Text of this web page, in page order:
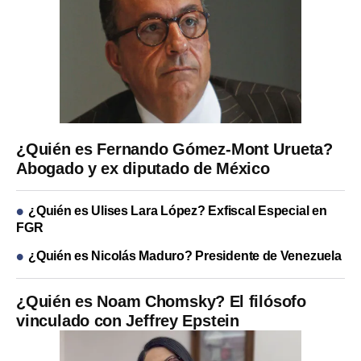
¿Quién es Noam Chomsky? El filósofo
vinculado con Jeffrey Epstein
¿Quién es Fernando Gómez-Mont Urueta?
Abogado y ex diputado de México
¿Quién es Ulises Lara López? Exfiscal Especial en
FGR
¿Quién es Nicolás Maduro? Presidente de Venezuela